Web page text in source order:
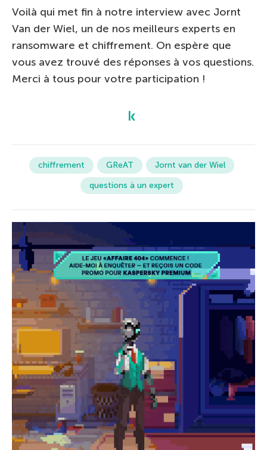
Voilà qui met fin à notre interview avec Jornt
Van der Wiel, un de nos meilleurs experts en
ransomware et chiffrement. On espère que
vous avez trouvé des réponses à vos questions.
Merci à tous pour votre participation !
chiffrement GReAT
Jornt van der Wiel
questions à un expert